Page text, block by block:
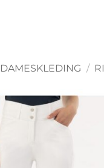
DAMESKLEDING /